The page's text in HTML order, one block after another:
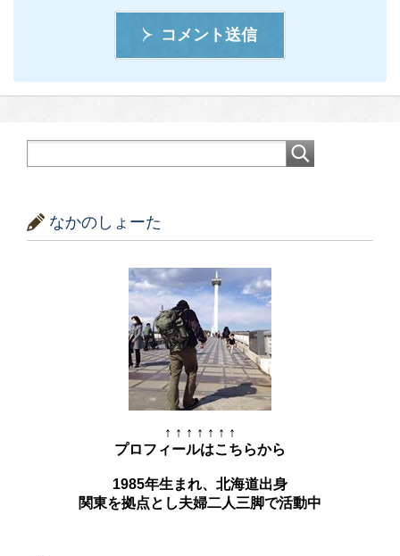
コメント送信
なかのしょーた
↑ ↑ ↑ ↑ ↑ ↑ ↑
プロフィールはこちらから
1985年生まれ、北海道出身
関東を拠点とし夫婦二人三脚で活動中